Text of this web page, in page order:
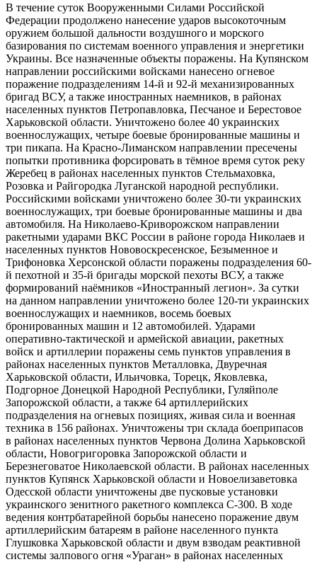
В течение суток Вооруженными Силами Российской
Федерации продолжено нанесение ударов высокоточным
оружием большой дальности воздушного и морского
базирования по системам военного управления и энергетики
Украины. Все назначенные объекты поражены. На Купянском
направлении российскими войсками нанесено огневое
поражение подразделениям 14-й и 92-й механизированных
бригад ВСУ, а также иностранных наемников, в районах
населенных пунктов Петропавловка, Песчаное и Берестовое
Харьковской области. Уничтожено более 40 украинских
военнослужащих, четыре боевые бронированные машины и
три пикапа. На Красно-​Лиманском направлении пресечены
попытки противника форсировать в тёмное время суток реку
Жеребец в районах населенных пунктов Стельмаховка,
Розовка и Райгородка Луганской народной республики.
Российскими войсками уничтожено более 30-ти украинских
военнослужащих, три боевые бронированные машины и два
автомобиля. На Николаево-​Криворожском направлении
ракетными ударами ВКС России в районе города Николаев и
населенных пунктов Нововоскресенское, Безыменное и
Трифоновка Херсонской области поражены подразделения 60-
й пехотной и 35-й бригады морской пехоты ВСУ, а также
формирований наёмников «Иностранный легион». За сутки
на данном направлении уничтожено более 120-ти украинских
военнослужащих и наемников, восемь боевых
бронированных машин и 12 автомобилей. Ударами
оперативно-​тактической и армейской авиации, ракетных
войск и артиллерии поражены семь пунктов управления в
районах населенных пунктов Металловка, Двуречная
Харьковской области, Ильичовка, Торецк, Яковлевка,
Подгорное Донецкой Народной Республики, Гуляйполе
Запорожской области, а также 64 артиллерийских
подразделения на огневых позициях, живая сила и военная
техника в 156 районах. Уничтожены три склада боеприпасов
в районах населенных пунктов Червона Долина Харьковской
области, Новогригоровка Запорожской области и
Березнеговатое Николаевской области. В районах населенных
пунктов Купянск Харьковской области и Новоелизаветовка
Одесской области уничтожены две пусковые установки
украинского зенитного ракетного комплекса С-300. В ходе
ведения контрбатарейной борьбы нанесено поражение двум
артиллерийским батареям в районе населенного пункта
Глушковка Харьковской области и двум взводам реактивной
системы залпового огня «Ураган» в районах населенных